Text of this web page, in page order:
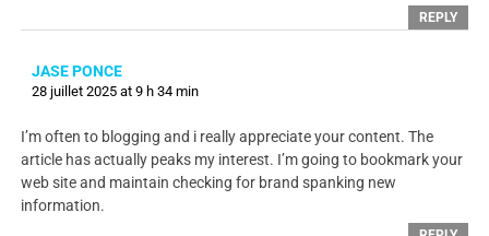
REPLY
JASE PONCE
28 juillet 2025 at 9 h 34 min
I’m often to blogging and i really appreciate your content. The
article has actually peaks my interest. I’m going to bookmark your
web site and maintain checking for brand spanking new
information.